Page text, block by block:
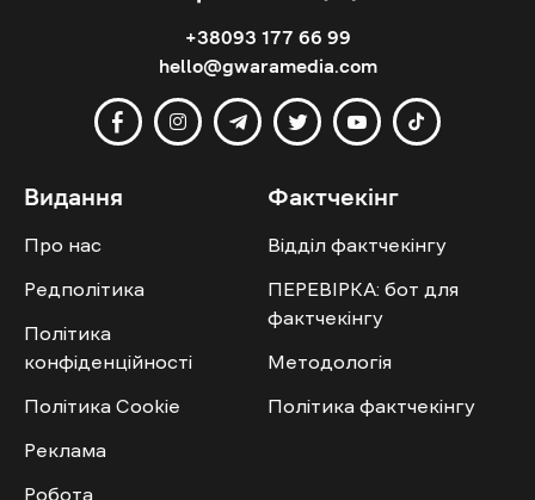
+38093 177 66 99
hello@gwaramedia.com
Видання
Про нас
Редполітика
Політика
конфіденційності
Політика Cookie
Реклама
Робота
Фактчекінг
Відділ фактчекінгу
ПЕРЕВІРКА: бот для
фактчекінгу
Методологія
Політика фактчекінгу